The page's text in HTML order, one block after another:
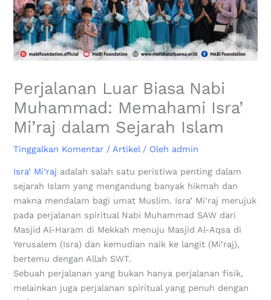
Perjalanan Luar Biasa Nabi
Muhammad: Memahami Isra’
Mi’raj dalam Sejarah Islam
Tinggalkan Komentar / Artikel / Oleh admin
Isra’ Mi’raj adalah salah satu peristiwa penting dalam
sejarah Islam yang mengandung banyak hikmah dan
makna mendalam bagi umat Muslim. Isra’ Mi’raj merujuk
pada perjalanan spiritual Nabi Muhammad SAW dari
Masjid Al-Haram di Mekkah menuju Masjid Al-Aqsa di
Yerusalem (Isra) dan kemudian naik ke langit (Mi’raj),
bertemu dengan Allah SWT.
Sebuah perjalanan yang bukan hanya perjalanan fisik,
melainkan juga perjalanan spiritual yang penuh dengan